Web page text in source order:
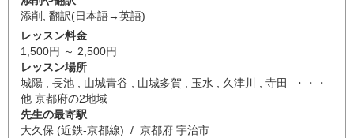
添削
翻訳(日本語→英語)
レッスン料金
1,500円 ～ 2,500円
レッスン場所
城陽 , 長池 , 山城青谷 , 山城多賀 , 玉水 , 久津川 , 寺田 ・・・
他 京都府の2地域
先生の最寄駅
大久保 (近鉄-京都線) / 京都府 宇治市